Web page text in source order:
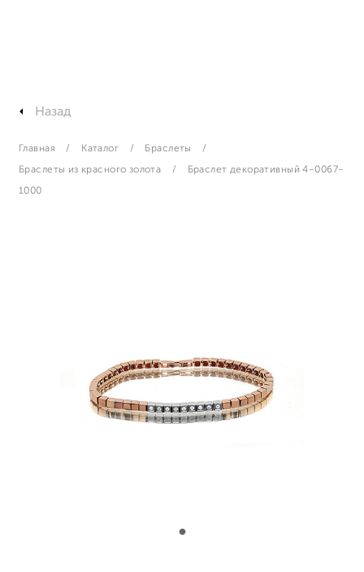
Назад
Главная Каталог Браслеты
Браслеты из красного золота Браслет декоративный 4-0067-
1000